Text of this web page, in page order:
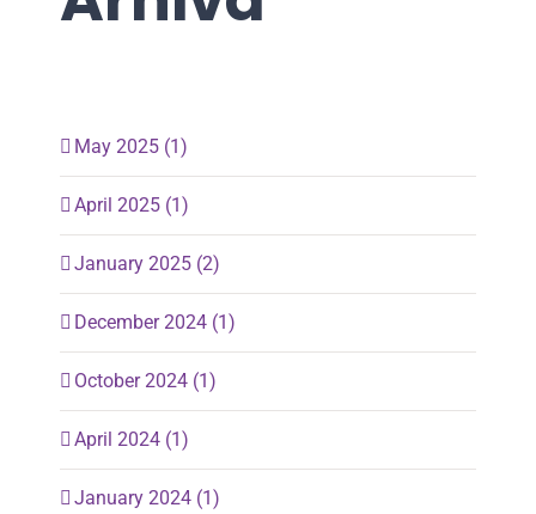
May 2025 (1)
April 2025 (1)
January 2025 (2)
December 2024 (1)
October 2024 (1)
April 2024 (1)
January 2024 (1)